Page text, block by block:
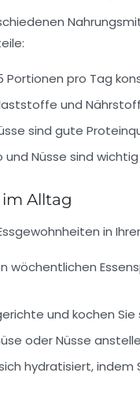
pro Tag
und
sind gute
Nüsse sind
Alltag
in
wöchentlichen
und kochen
oder Nüsse
hydratisiert, indem